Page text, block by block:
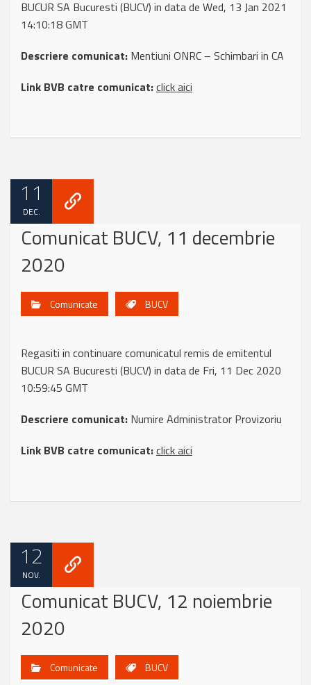
BUCUR SA Bucuresti (BUCV) in data de Wed, 13 Jan 2021
14:10:18 GMT
Descriere comunicat: Mentiuni ONRC – Schimbari in CA
Link BVB catre comunicat:click aici
11
DEC.
Comunicat BUCV, 11 decembrie
2020
Comunicate BUCV
Regasiti in continuare comunicatul remis de emitentul
BUCUR SA Bucuresti (BUCV) in data de Fri, 11 Dec 2020
10:59:45 GMT
Descriere comunicat: Numire Administrator Provizoriu
Link BVB catre comunicat:click aici
12
NOV.
Comunicat BUCV, 12 noiembrie
2020
Comunicate BUCV